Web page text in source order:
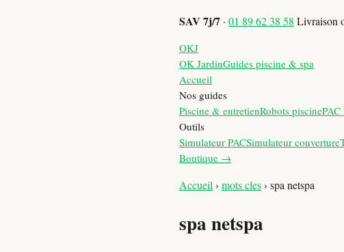
SAV 7j/7 · 01 89 62 38 58 Livraison
OKJ
OK JardinGuides piscine & spa
Accueil
Nos guides
Piscine & entretienRobots piscinePAC
Outils
Simulateur PACSimulateur couverture
Boutique →
Accueil › mots cles› spa netspa
spa netspa